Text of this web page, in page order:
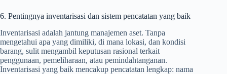
6. Pentingnya inventarisasi dan sistem pencatatan yang baik
Inventarisasi adalah jantung manajemen aset. Tanpa
mengetahui apa yang dimiliki, di mana lokasi, dan kondisi
barang, sulit mengambil keputusan rasional terkait
penggunaan, pemeliharaan, atau pemindahtanganan.
Inventarisasi yang baik mencakup pencatatan lengkap: nama